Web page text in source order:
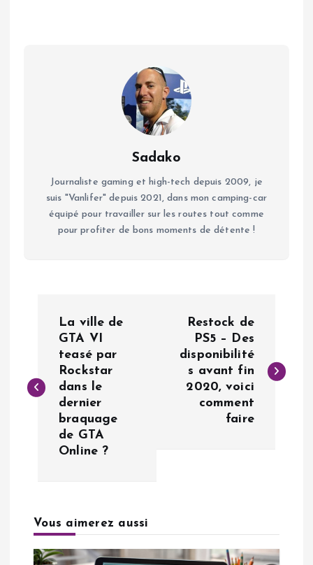
Sadako
Journaliste gaming et high-tech depuis 2009, je
suis "Vanlifer" depuis 2021, dans mon camping-car
équipé pour travailler sur les routes tout comme
pour profiter de bons moments de détente !
v
t
La ville de
GTA VI
teasé par
Rockstar
dans le
dernier
braquage
de GTA
Online ?
Restock de
PS5 – Des
disponibilité
s avant fin
2020, voici
comment
faire
Vous aimerez aussi